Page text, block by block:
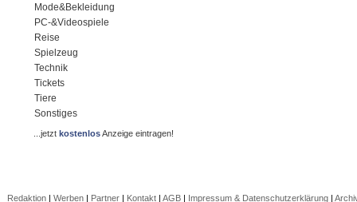
Mode&Bekleidung
PC-&Videospiele
Reise
Spielzeug
Technik
Tickets
Tiere
Sonstiges
...jetztkostenlosAnzeige eintragen!
Redaktion| Werben| Partner| Kontakt| AGB| Impressum & Datenschutzerklärung|